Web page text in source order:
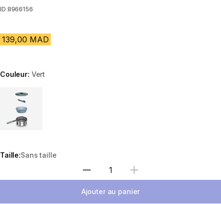
ID 8966156
139,00 MAD
Couleur: Vert
Choose a variant
Taille:Sans taille
Sélectionnez la quantité
Ajouter au panier